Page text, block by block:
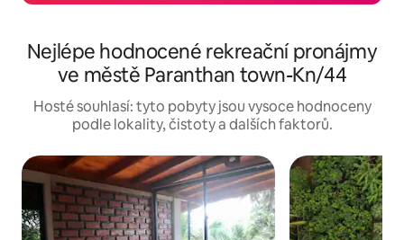
Nejlépe hodnocené rekreační pronájmy
ve městě Paranthan town-Kn/44
Hosté souhlasí: tyto pobyty jsou vysoce hodnoceny
podle lokality, čistoty a dalších faktorů.